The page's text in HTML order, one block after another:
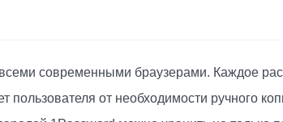
современными браузерами. Каждое
от необходимости ручного